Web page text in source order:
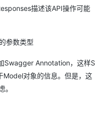
描述该API操作可能
参数类型
Swagger Annotation，这样S
对象的信息。但是，这
。